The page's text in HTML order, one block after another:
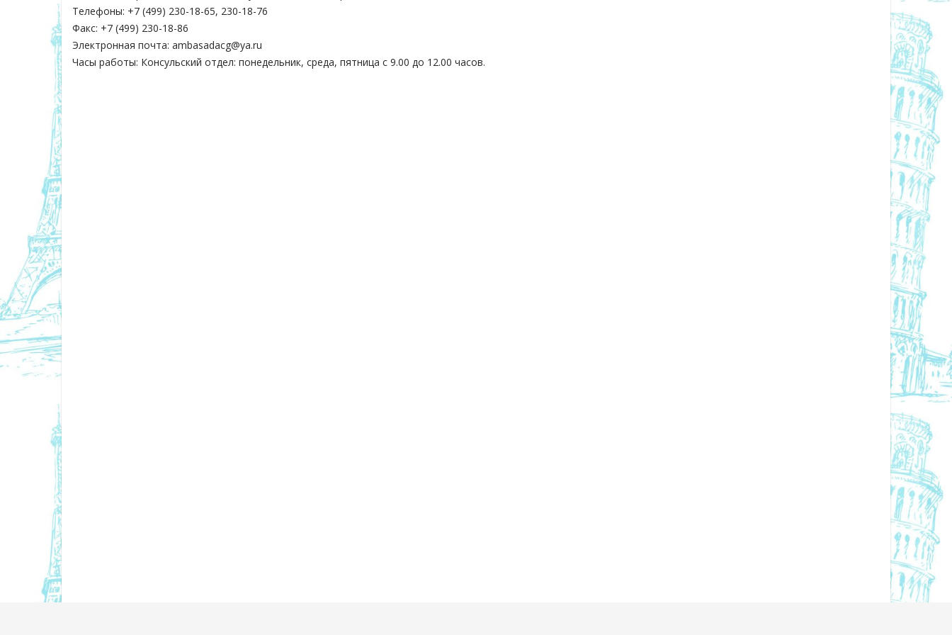
Телефоны: +7 (499) 230-18-65, 230-18-76
Факс: +7 (499) 230-18-86
Электронная почта: ambasadacg@ya.ru
Часы работы: Консульский отдел: понедельник, среда, пятница с 9.00 до 12.00 часов.